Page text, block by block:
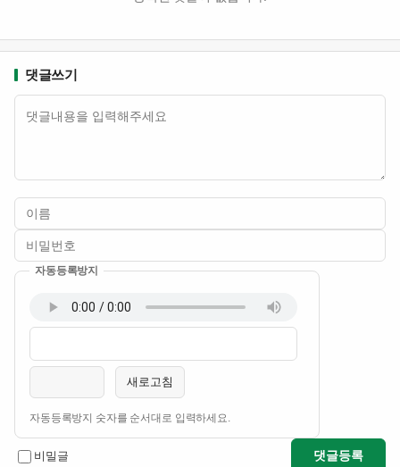
댓글쓰기
이름필수
비밀번호필수
자동등록방지
새로고침
자동등록방지 숫자를 순서대로 입력하세요.
비밀글 댓글등록